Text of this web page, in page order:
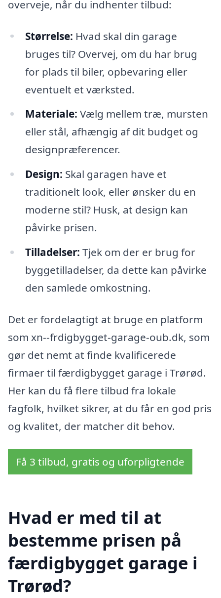
overveje, når du indhenter tilbud:
Størrelse: Hvad skal din garage
bruges til? Overvej, om du har brug
for plads til biler, opbevaring eller
eventuelt et værksted.
Materiale: Vælg mellem træ, mursten
eller stål, afhængig af dit budget og
designpræferencer.
Design: Skal garagen have et
traditionelt look, eller ønsker du en
moderne stil? Husk, at design kan
påvirke prisen.
Tilladelser: Tjek om der er brug for
byggetilladelser, da dette kan påvirke
den samlede omkostning.
Det er fordelagtigt at bruge en platform
som xn--frdigbygget-garage-oub.dk, som
gør det nemt at finde kvalificerede
firmaer til færdigbygget garage i Trørød.
Her kan du få flere tilbud fra lokale
fagfolk, hvilket sikrer, at du får en god pris
og kvalitet, der matcher dit behov.
Få 3 tilbud, gratis og uforpligtende
Hvad er med til at
bestemme prisen på
færdigbygget garage i
Trørød?